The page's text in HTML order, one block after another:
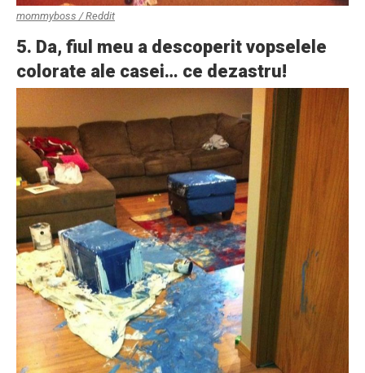
mommyboss / Reddit
5. Da, fiul meu a descoperit vopselele
colorate ale casei… ce dezastru!